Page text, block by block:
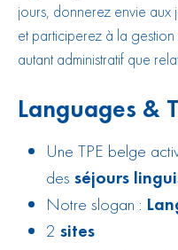
jours, donnerez envie
et participerez à la
autant administratif que
Languages &
Une TPE belge
des séjours
Notre slogan :
2 sites